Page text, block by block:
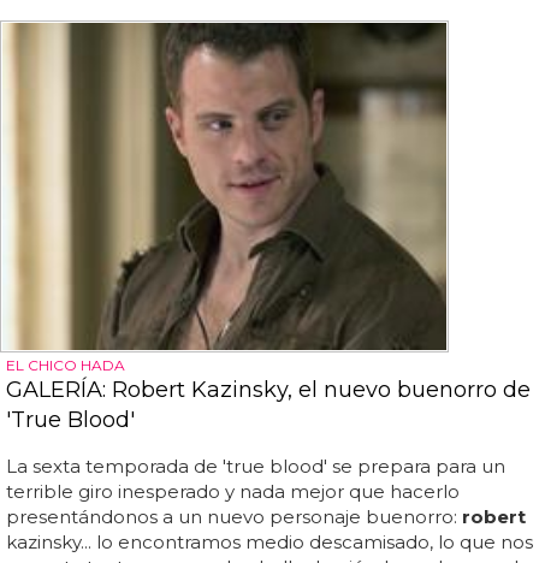
EL CHICO HADA
GALERÍA: Robert Kazinsky, el nuevo buenorro de
'True Blood'
La sexta temporada de 'true blood' se prepara para un
terrible giro inesperado y nada mejor que hacerlo
presentándonos a un nuevo personaje buenorro: robert
kazinsky... lo encontramos medio descamisado, lo que nos